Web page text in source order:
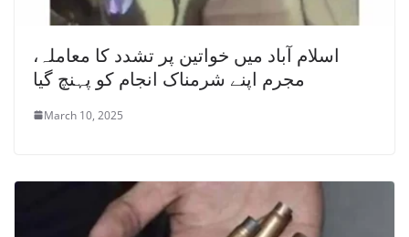
اسلام آباد میں خواتین پر تشدد کا معاملہ،
مجرم اپنے شرمناک انجام کو پہنچ گیا
March 10, 2025